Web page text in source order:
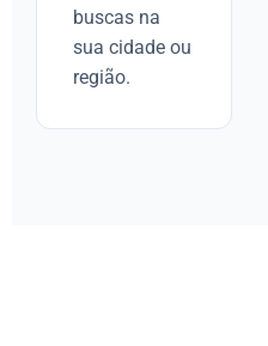
buscas na
sua cidade ou
região.